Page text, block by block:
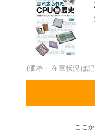
(価格・在庫状況は